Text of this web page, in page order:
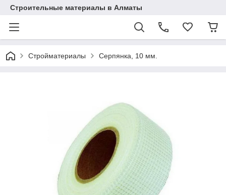
Строительные материалы в Алматы
Стройматериалы Серпянка, 10 мм.